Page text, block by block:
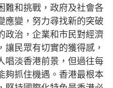
難和挑戰，政府及社會各
應變，努力尋找新的突破
政治，企業和市民對經濟
民眾有切實的獲得感，
唱淡香港前景，但過往每
夠抓住機遇。香港最根本